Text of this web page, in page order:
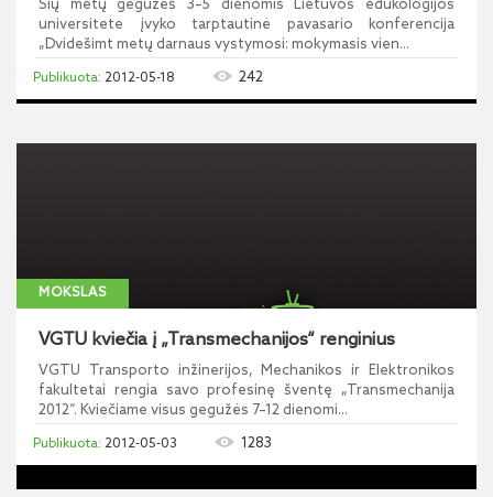
Šių metų gegužės 3–5 dienomis Lietuvos edukologijos
universitete įvyko tarptautinė pavasario konferencija
„Dvidešimt metų darnaus vystymosi: mokymasis vien...
2012-05-18 242
MOKSLAS
VGTU kviečia į „Transmechanijos“ renginius
VGTU Transporto inžinerijos, Mechanikos ir Elektronikos
fakultetai rengia savo profesinę šventę „Transmechanija
2012“. Kviečiame visus gegužės 7–12 dienomi...
2012-05-03 1283